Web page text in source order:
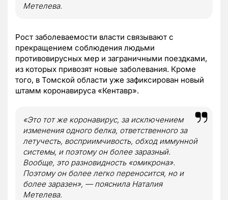
Метелева.
Рост заболеваемости власти связывают с
прекращением соблюдения людьми
противовирусных мер и заграничными поездками,
из которых привозят новые заболевания. Кроме
того, в Томской области уже зафиксирован новый
штамм коронавируса «Кентавр».
«Это тот же коронавирус, за исключением
изменения одного белка, ответственного за
летучесть, восприимчивость, обход иммунной
системы, и поэтому он более заразный.
Вообще, это разновидность «омикрона».
Поэтому он более легко переносится, но и
более заразен», — пояснила Наталия
Метелева.